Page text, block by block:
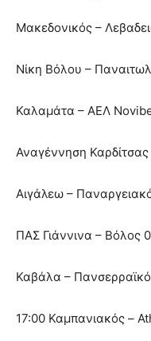
Μακεδονικός –
Νίκη Βόλου –
Καλαμάτα – ΑΕΛ
Αναγέννηση
Αιγάλεω –
ΠΑΣ Γιάννινα – Βόλος
Καβάλα –
17:00 Καμπανιακός –